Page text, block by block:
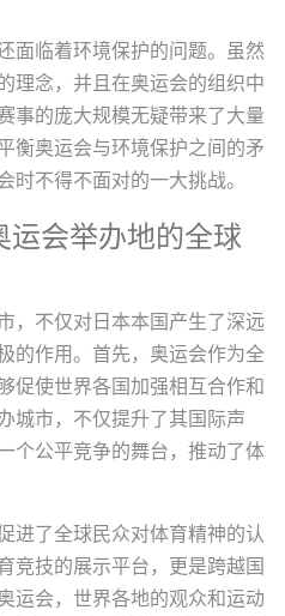
面临着环境保护的问题。虽然
理念，并且在奥运会的组织中
事的庞大规模无疑带来了大量
衡奥运会与环境保护之间的矛
时不得不面对的一大挑战。
运会举办地的全球
，不仅对日本本国产生了深远
的作用。首先，奥运会作为全
促使世界各国加强相互合作和
城市，不仅提升了其国际声
个公平竞争的舞台，推动了体
进了全球民众对体育精神的认
竞技的展示平台，更是跨越国
运会，世界各地的观众和运动